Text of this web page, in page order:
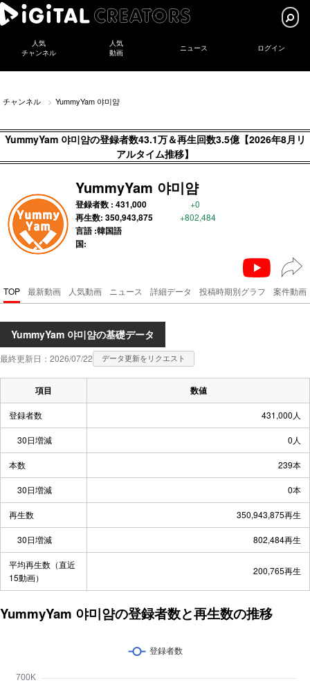
人気
チャンネル
人気
動画
ニュース ログイン
チャンネル YummyYam 야미얌
YummyYam 야미얌の登録者数43.1万＆再生回数3.5億【2026年8月リ
アルタイム推移】
YummyYam 야미얌
登録者数 : 431,000 +0
再生数: 350,943,875 +802,484
言語 :韓国語
国:
TOP 最新動画 人気動画 ニュース 詳細データ 投稿時期別グラフ 案件動画
YummyYam 야미얌の基礎データ
最終更新日：2026/07/22 データ更新をリクエスト
項目 数値
登録者数 431,000人
30日増減 0人
本数 239本
30日増減 0本
再生数 350,943,875再生
30日増減 802,484再生
平均再生数（直近
15動画）
200,765再生
YummyYam 야미얌の登録者数と再生数の推移